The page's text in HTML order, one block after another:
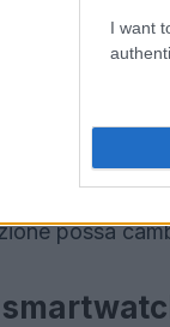
I want
3 Pro di
Con un
campagne
tipo di
più
possa